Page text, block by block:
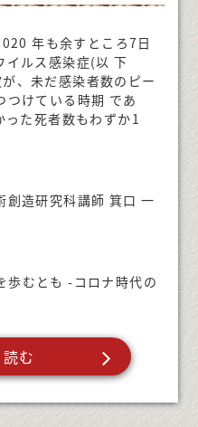
年も余すところ7日
イルス感染症(以 下
、未だ感染者数のピー
つけている時期 であ
た死者数もわずか1
創造研究科講師 箕口 一
歩むとも -コロナ時代の
む